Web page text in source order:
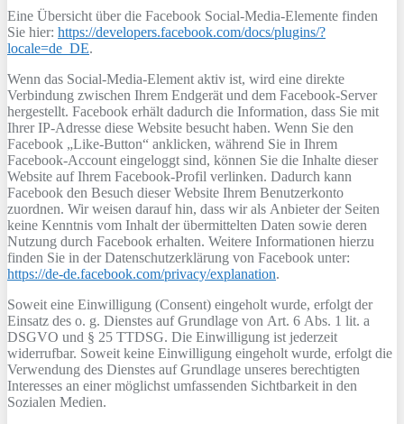
Eine Übersicht über die Facebook Social-Media-Elemente finden
Sie hier: https://developers.facebook.com/docs/plugins/?
locale=de_DE.
Wenn das Social-Media-Element aktiv ist, wird eine direkte
Verbindung zwischen Ihrem Endgerät und dem Facebook-Server
hergestellt. Facebook erhält dadurch die Information, dass Sie mit
Ihrer IP-Adresse diese Website besucht haben. Wenn Sie den
Facebook „Like-Button“ anklicken, während Sie in Ihrem
Facebook-Account eingeloggt sind, können Sie die Inhalte dieser
Website auf Ihrem Facebook-Profil verlinken. Dadurch kann
Facebook den Besuch dieser Website Ihrem Benutzerkonto
zuordnen. Wir weisen darauf hin, dass wir als Anbieter der Seiten
keine Kenntnis vom Inhalt der übermittelten Daten sowie deren
Nutzung durch Facebook erhalten. Weitere Informationen hierzu
finden Sie in der Datenschutzerklärung von Facebook unter:
https://de-de.facebook.com/privacy/explanation.
Soweit eine Einwilligung (Consent) eingeholt wurde, erfolgt der
Einsatz des o. g. Dienstes auf Grundlage von Art. 6 Abs. 1 lit. a
DSGVO und § 25 TTDSG. Die Einwilligung ist jederzeit
widerrufbar. Soweit keine Einwilligung eingeholt wurde, erfolgt die
Verwendung des Dienstes auf Grundlage unseres berechtigten
Interesses an einer möglichst umfassenden Sichtbarkeit in den
Sozialen Medien.